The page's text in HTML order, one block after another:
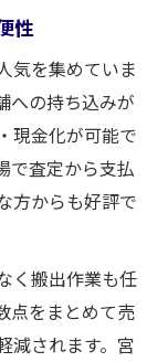
性
気を集めていま
への持ち込みが
現金化が可能で
で査定から支払
方からも好評で
く搬出作業も任
点をまとめて売
減されます。宮